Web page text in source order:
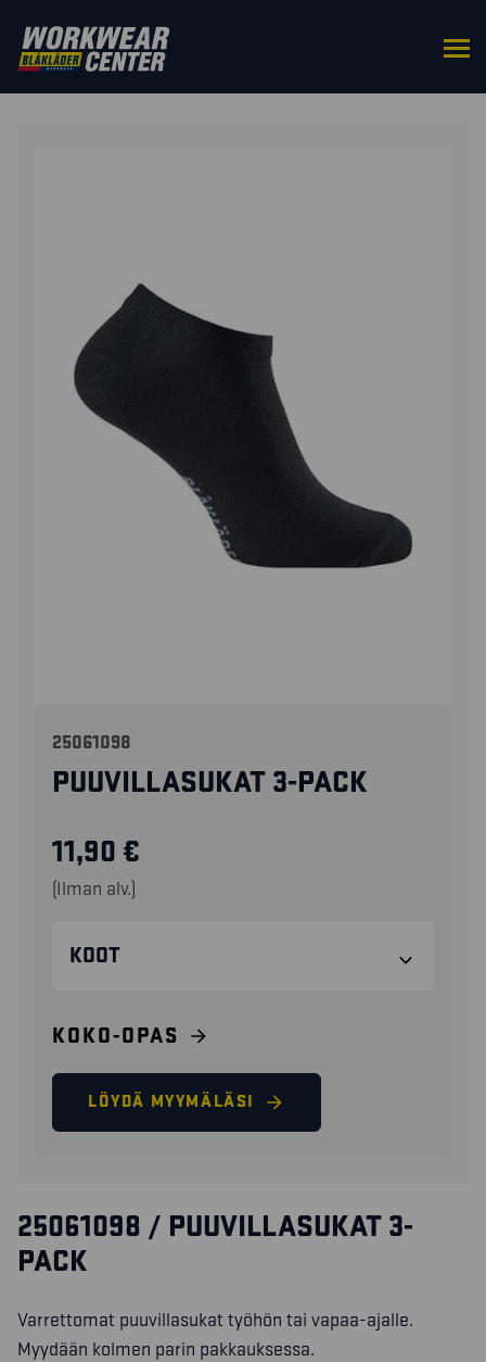
ETUSIVU/ASUSTEET
/ PUUVILLASUKAT 3-
25061098
PUUVILLASUKAT 3-PACK
11,90 €
(Ilman alv.)
KOOT
KOKO-OPAS
LÖYDÄ MYYMÄLÄSI
25061098 / PUUVILLASUKAT 3-
PACK
Varrettomat puuvillasukat työhön tai vapaa-ajalle.
Myydään kolmen parin pakkauksessa.